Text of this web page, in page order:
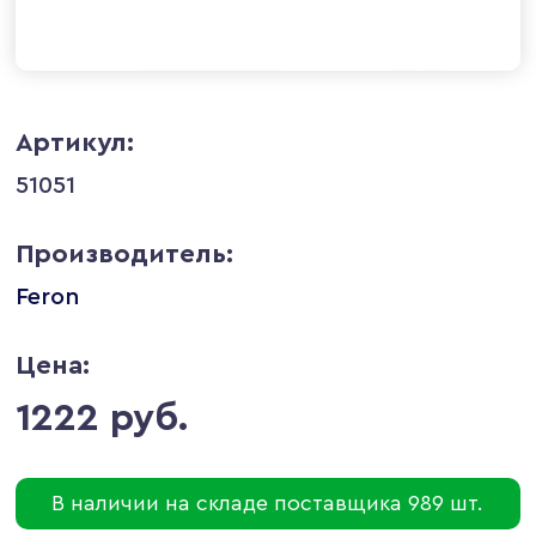
Артикул:
51051
Производитель:
Feron
Цена:
1222 руб.
В наличии на складе поставщика 989 шт.